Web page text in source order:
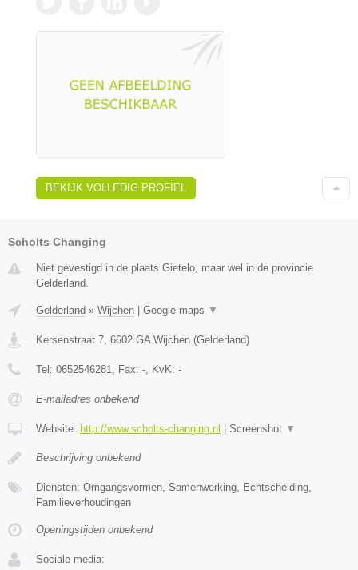
BEKIJK VOLLEDIG PROFIEL
Scholts Changing
Niet gevestigd in de plaats Gietelo, maar wel in de provincie
Gelderland.
Gelderland » Wijchen Google maps ▼
Kersenstraat 7, 6602 GA Wijchen (Gelderland)
Tel: 0652546281, Fax: -, KvK: -
E-mailadres onbekend
Website: http://www.scholts-changing.nl Screenshot ▼
Beschrijving onbekend
Diensten: Omgangsvormen, Samenwerking, Echtscheiding,
Familieverhoudingen
Openingstijden onbekend
Sociale media: